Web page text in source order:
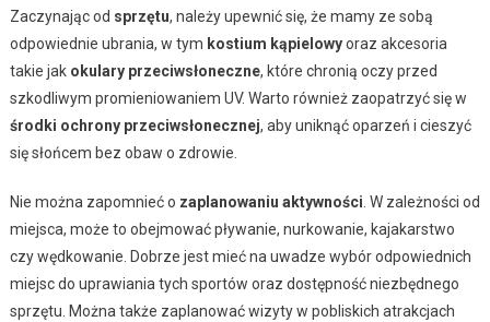
Zaczynając od sprzętu, należy upewnić się, że mamy ze sobą
odpowiednie ubrania, w tym kostium kąpielowyoraz akcesoria
takie jak okulary przeciwsłoneczne, które chronią oczy przed
szkodliwym promieniowaniem UV. Warto również zaopatrzyć się w
środki ochrony przeciwsłonecznej, aby uniknąć oparzeń i cieszyć
się słońcem bez obaw o zdrowie.
Nie można zapomnieć o zaplanowaniu aktywności. W zależności od
miejsca, może to obejmować pływanie, nurkowanie, kajakarstwo
czy wędkowanie. Dobrze jest mieć na uwadze wybór odpowiednich
miejsc do uprawiania tych sportów oraz dostępność niezbędnego
sprzętu. Można także zaplanować wizyty w pobliskich atrakcjach